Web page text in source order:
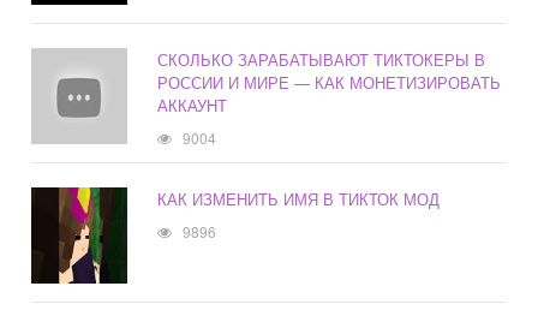
СКОЛЬКО ЗАРАБАТЫВАЮТ ТИКТОКЕРЫ В
РОССИИ И МИРЕ — КАК МОНЕТИЗИРОВАТЬ
АККАУНТ
9004
КАК ИЗМЕНИТЬ ИМЯ В ТИКТОК МОД
9896